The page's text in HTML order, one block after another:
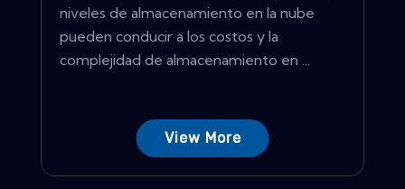
niveles de almacenamiento en la nube
pueden conducir a los costos y la
complejidad de almacenamiento en ...
View More